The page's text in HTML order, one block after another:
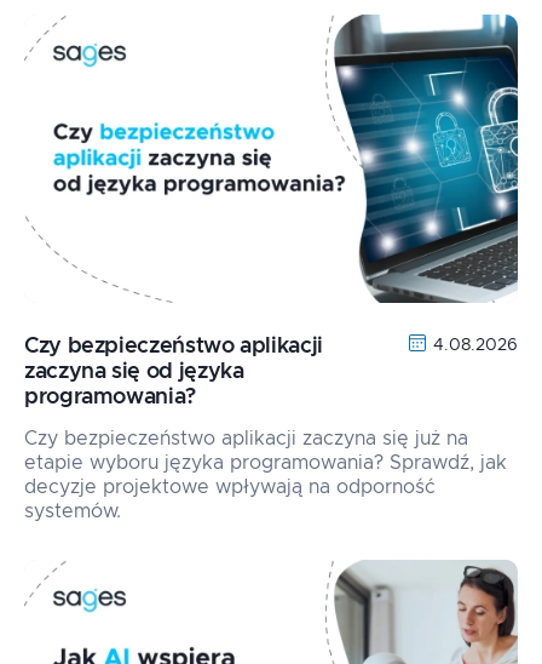
Czy bezpieczeństwo aplikacji
zaczyna się od języka
programowania?
4.08.2026
Czy bezpieczeństwo aplikacji zaczyna się już na
etapie wyboru języka programowania? Sprawdź, jak
decyzje projektowe wpływają na odporność
systemów.